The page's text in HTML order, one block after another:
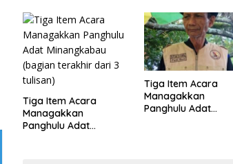
Dimanakah Lokasi
nya?
Tiga Item Acara
Managakkan
Panghulu Adat
Tiga Item Acara
Managakkan
Panghulu Adat